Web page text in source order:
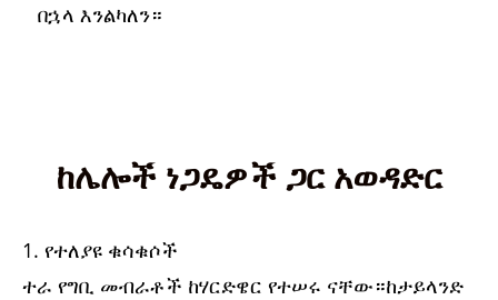
በኋላ እንልካለን።
ከሌሎች ነጋዴዎች ጋር አወዳድር
1. የተለያዩ ቁሳቁሶች
ተራ የግቢ መብራቶች ከሃርድዌር የተሠሩ ናቸው።ከታይላንድ